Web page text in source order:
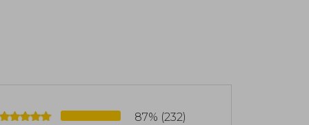
no tenía cargo, Quién llorará cuando
como referente en hábitos,
87% (232)